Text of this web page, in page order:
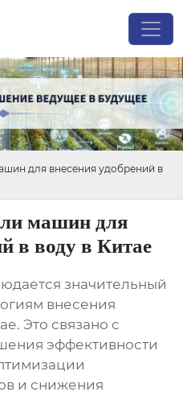
для внесения удобрений в
машин для
в воду в Китае
значительный
внесения
Это связано с
эффективности
и снижения